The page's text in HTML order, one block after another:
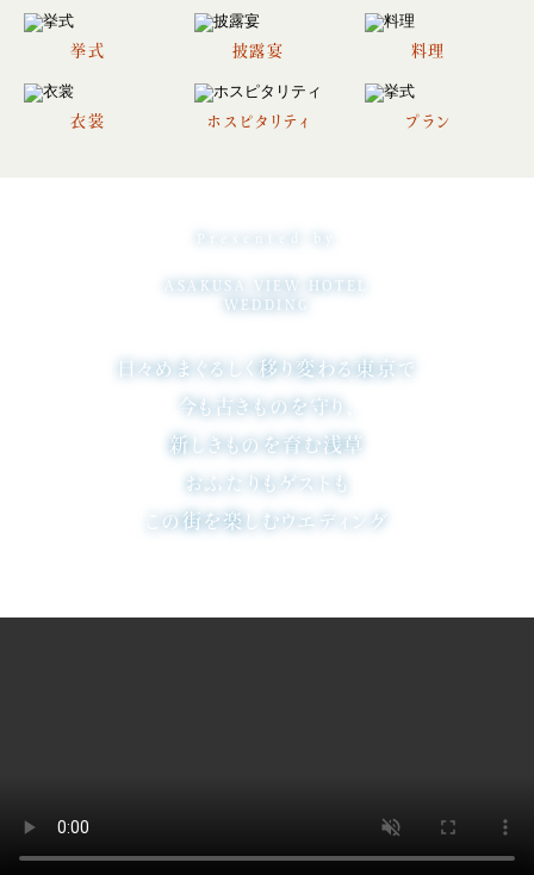
挙式 披露宴 料理
衣裳 ホスピタリティ プラン
Presented by
ASAKUSA VIEW HOTEL
WEDDING
日々めまぐるしく移り変わる東京で
今も古きものを守り、
新しきものを育む浅草
おふたりもゲストも
この街を楽しむウエディング